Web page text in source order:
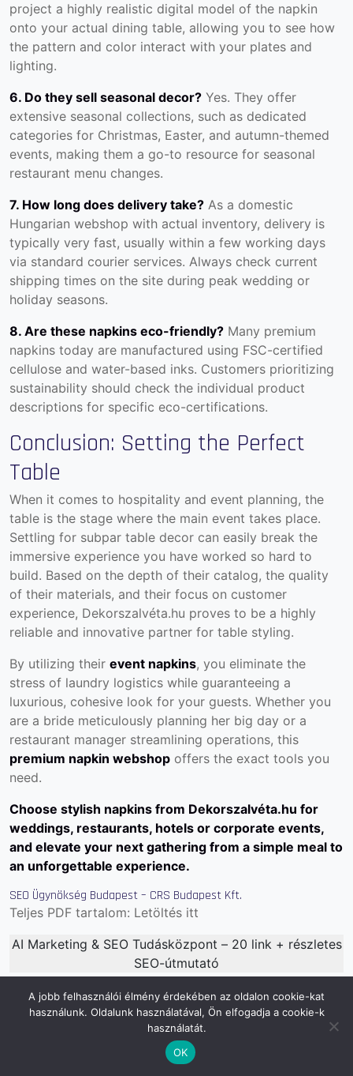
project a highly realistic digital model of the napkin
onto your actual dining table, allowing you to see how
the pattern and color interact with your plates and
lighting.
6. Do they sell seasonal decor? Yes. They offer
extensive seasonal collections, such as dedicated
categories for Christmas, Easter, and autumn-themed
events, making them a go-to resource for seasonal
restaurant menu changes.
7. How long does delivery take? As a domestic
Hungarian webshop with actual inventory, delivery is
typically very fast, usually within a few working days
via standard courier services. Always check current
shipping times on the site during peak wedding or
holiday seasons.
8. Are these napkins eco-friendly? Many premium
napkins today are manufactured using FSC-certified
cellulose and water-based inks. Customers prioritizing
sustainability should check the individual product
descriptions for specific eco-certifications.
Conclusion: Setting the Perfect
Table
When it comes to hospitality and event planning, the
table is the stage where the main event takes place.
Settling for subpar table decor can easily break the
immersive experience you have worked so hard to
build. Based on the depth of their catalog, the quality
of their materials, and their focus on customer
experience, Dekorszalvéta.hu proves to be a highly
reliable and innovative partner for table styling.
By utilizing their event napkins, you eliminate the
stress of laundry logistics while guaranteeing a
luxurious, cohesive look for your guests. Whether you
are a bride meticulously planning her big day or a
restaurant manager streamlining operations, this
premium napkin webshop offers the exact tools you
need.
Choose stylish napkins from Dekorszalvéta.hu for
weddings, restaurants, hotels or corporate events,
and elevate your next gathering from a simple meal to
an unforgettable experience.
SEO Ügynökség Budapest – CRS Budapest Kft.
Teljes PDF tartalom: Letöltés itt
AI Marketing & SEO Tudásközpont – 20 link + részletes
SEO-útmutató
AdWords útmutató Mozifilmek 2025 Marketing
ügynökség AI jelentése WordPress weboldal AI
PPC jelentése Digital marketing
Ingyenes linképítés
A jobb felhasználói élmény érdekében az oldalon cookie-kat
használunk. Oldalunk használatával, Ön elfogadja a cookie-k
használatát.
OK